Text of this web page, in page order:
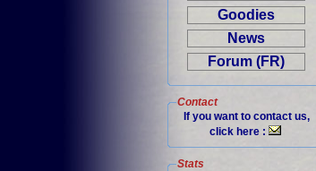
Goodies
News
Forum (FR)
Contact
If you want to contact us,
click here :
Stats